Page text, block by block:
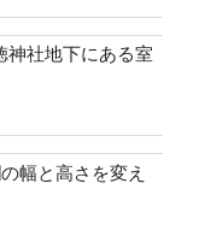
神社地下にある室
幅と高さを変え